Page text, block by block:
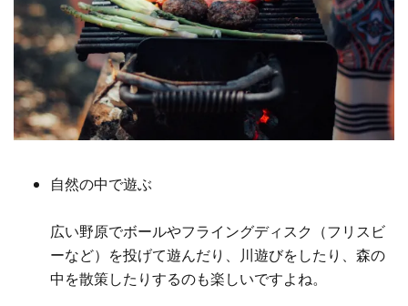
自然の中で遊ぶ
広い野原でボールやフライングディスク（フリスビ
ーなど）を投げて遊んだり、川遊びをしたり、森の
中を散策したりするのも楽しいですよね。